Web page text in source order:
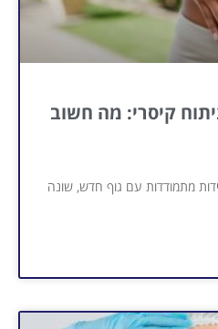
קיסרי: מה חשוב
מתמודדות עם גוף חדש, שונה